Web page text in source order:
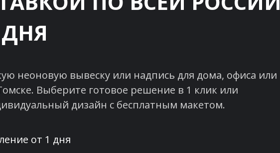
ДНЯ
неоновую вывеску или надпись для дома, офиса или
Выберите готовое решение в 1 клик или
дизайн с бесплатным макетом.
от 1 дня